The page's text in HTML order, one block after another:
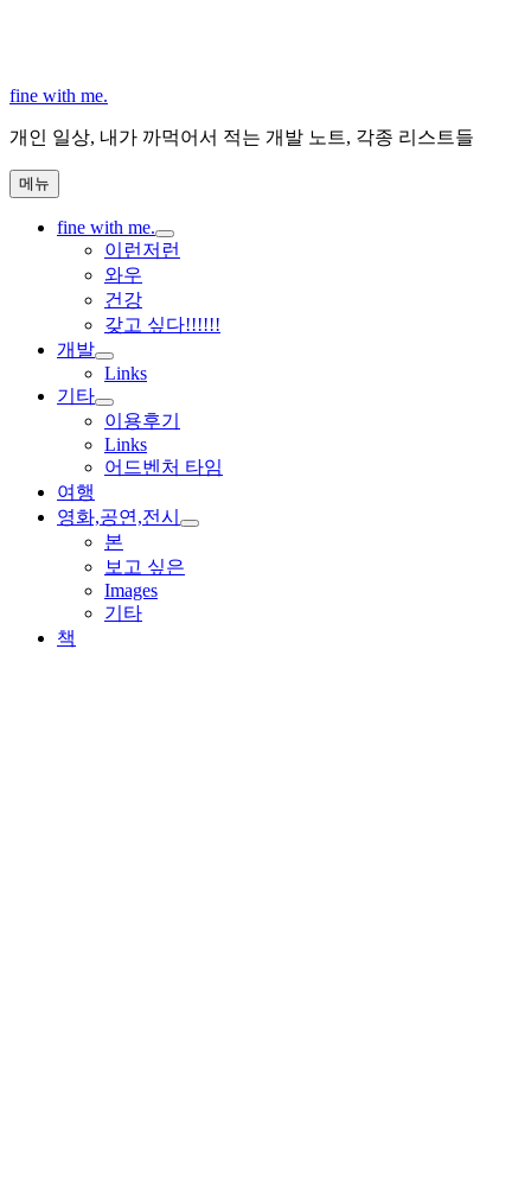
로
로
가
기
fine with me.
개인 일상, 내가 까먹어서 적는 개발 노트, 각종 리스트들
메뉴
fine with me.
하
위
확
이런저런
와우
건강
갖고 싶다!!!!!!
개발
하
위
메
뉴
확
장
Links
기타
하
위
메
뉴
장
이용후기
Links
어드벤처 타임
여행
영화,공연,전시
하
본
보고 싶은
Images
기타
책